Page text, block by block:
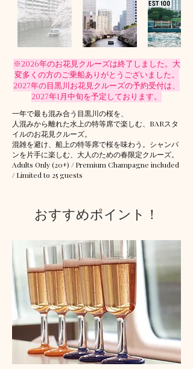
※2026年のお花見クルーズは終了しました。大
変多くの方のご乗船ありがとうございました。
2027年の目黒川お花見クルーズの予約受付は、
2027年1月中旬を予定しております。
​一年で最も混み合う目黒川の桜を、
人混みから離れた水上の特等席で楽しむ、BARスタ
イルのお花見クルーズ。
混雑を避け、船上の特等席で桜を味わう。シャンパ
ンを片手に楽しむ、大人のための春限定クルーズ。
Adults Only (20+) / Premium Champagne included
/ Limited to 25 guests
おすすめポイント！